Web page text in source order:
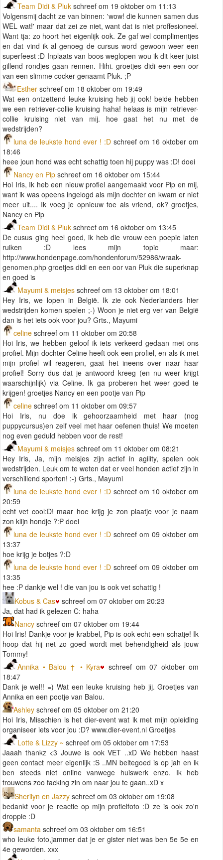
Team Didi & Pluk schreef om 19 oktober om 11:13
Volgensmij dacht ze van binnen: 'wow! die kunnen samen dus
WEL wat!' maar dat zei ze niet, want dat is niet proffesioneel.
Want tja: zo hoort het eigenlijk ook. Ze gaf wel complimentjes
en dat vind ik al genoeg de cursus word gewoon weer een
superfeest :D Inplaats van boos weglopen wou ik dit keer juist
gillend rondjes gaan rennen. Hihi. groetjes didi een een oor
van een slimme cocker genaamt Pluk. ;P
Esther schreef om 18 oktober om 19:49
Wat een ontzettend leuke kruising heb jij ook! beide hebben
we een retriever-collie kruising haha! helaas is mijn retriever-
collie kruising niet van mij. hoe gaat het nu met de
wedstrijden?
luna de leukste hond ever ! :D schreef om 16 oktober om
18:46
heee joun hond was echt schattig toen hij puppy was :D! doei
Nancy en Pip schreef om 16 oktober om 15:44
Hoi Iris, Ik heb een nieuw profiel aangemaakt voor Pip en mij,
want ik was opeens ingelogd als mijn dochter en kwam er niet
meer uit.... Ik voeg je opnieuw toe als vriend, ok? groetjes,
Nancy en Pip
Team Didi & Pluk schreef om 16 oktober om 13:45
De cusus ging heel goed, ik heb die vrouw een poepie laten
ruiken :D lees mijn topic maar:
http://www.hondenpage.com/hondenforum/52986/wraak-
genomen.php groetjes didi en een oor van Pluk die superknap
en goed is
Mayumi & meisjes schreef om 13 oktober om 18:01
Hey Iris, we lopen in België. Ik zie ook Nederlanders hier
wedstrijden komen spelen ;-) Woon je niet erg ver van België
dan is het iets ook voor jou? Grts., Mayumi
celine schreef om 11 oktober om 20:58
Hoi Iris, we hebben geloof ik iets verkeerd gedaan met ons
profiel. Mijn dochter Celine heeft ook een profiel, en als ik met
mijn profiel wil reageren, gaat het ineens over naar haar
profiel! Sorry dus dat je antwoord kreeg (en nu weer krijgt
waarschijnlijk) via Celine. Ik ga proberen het weer goed te
krijgen! groetjes Nancy en een pootje van Pip
celine schreef om 11 oktober om 09:57
Hoi Iris, nu doe ik gehoorzaamheid met haar (nog
puppycursus)en zelf veel met haar oefenen thuis! We moeten
nog even geduld hebben voor de rest!
Mayumi & meisjes schreef om 11 oktober om 08:21
Hey Iris, Ja, mijn meisjes zijn actief in agility, spelen ook
wedstrijden. Leuk om te weten dat er veel honden actief zijn in
verschillend sporten! :-) Grts., Mayumi
luna de leukste hond ever ! :D schreef om 10 oktober om
20:59
echt vet cool:D! maar hoe krijg je zon plaatje voor je naam
zon klijn hondje ?:P doei
luna de leukste hond ever ! :D schreef om 09 oktober om
13:37
hoe krijg je botjes ?:D
luna de leukste hond ever ! :D schreef om 09 oktober om
13:35
hee :P dankje wel ! die van jou is ook vet schattig !
Kobus & Cas
schreef om 07 oktober om 20:23
Ja, dat had ik gelezen C: haha
Nancy schreef om 07 oktober om 19:44
Hoi Iris! Dankje voor je krabbel, Pip is ook echt een schatje! Ik
hoop dat hij net zo goed wordt met behendigheid als jouw
Tommy!
Annika • Balou † • Kyra
schreef om 07 oktober om
18:47
Dank je wel!! =) Wat een leuke kruising heb jij. Groetjes van
Annika en een pootje van Balou.
Ashley schreef om 05 oktober om 21:20
Hoi Iris, Misschien is het dier-event wat ik met mijn opleiding
organiseer iets voor jou :D? www.dier-event.nl Groetjes
Lotte & Lizzy ~ schreef om 05 oktober om 17:53
Jaaah thankz <3 Jouwe is ook VET ..xD We hebben haast
geen contact meer eigenlijk :S ..MN beltegoed is op jah en ik
ben steeds niet online vanwege huiswerk enzo. Ik heb
trouwens zoo facking zin om naar jou te gaan..xD x
Sherilyn en Jazzy schreef om 03 oktober om 19:08
bedankt voor je reactie op mijn profielfoto :D ze is ook zo'n
droppie :D
samanta schreef om 03 oktober om 16:51
who leuke foto,jammer dat je er gister niet was ben 5e 5e en
4e geworden. xxx